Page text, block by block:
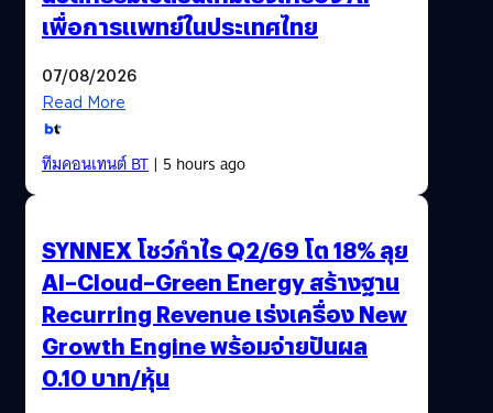
เพื่อการแพทย์ในประเทศไทย
07/08/2026
Read More
ทีมคอนเทนต์ BT| 5 hours ago
SYNNEX โชว์กำไร Q2/69 โต 18% ลุย
AI–Cloud–Green Energy สร้างฐาน
Recurring Revenue เร่งเครื่อง New
Growth Engine พร้อมจ่ายปันผล
0.10 บาท/หุ้น